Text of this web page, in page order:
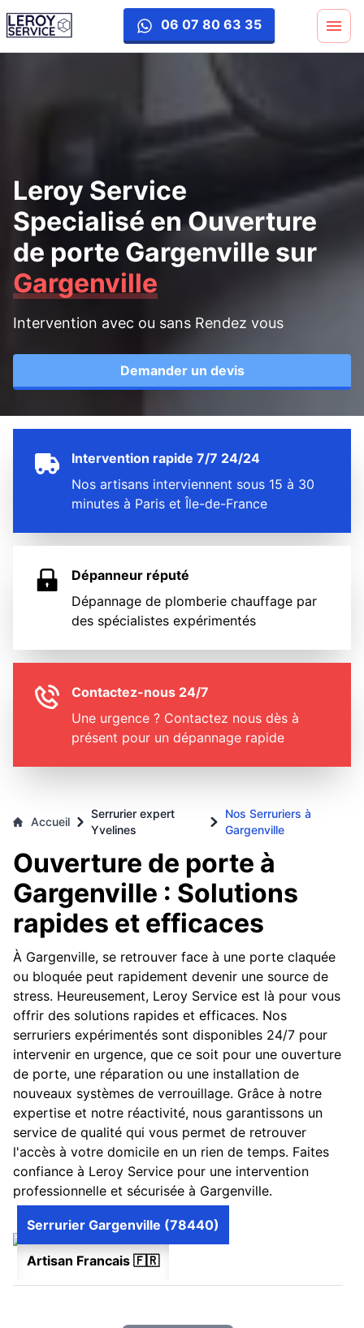
06 07 80 63 35
ouverture-porte
Leroy Service
Specialisé en Ouverture
de porte Gargenville sur
Gargenville
Intervention avec ou sans Rendez vous
Demander un devis
Intervention rapide 7/7 24/24
Nos artisans interviennent sous 15 à 30
minutes à Paris et Île-de-France
Dépanneur réputé
Dépannage de plomberie chauffage par
des spécialistes expérimentés
Contactez-nous 24/7
Une urgence ? Contactez nous dès à
présent pour un dépannage rapide
Accueil
Serrurier expert
Yvelines
Nos Serruriers à
Gargenville
Ouverture de porte à
Gargenville : Solutions
rapides et efficaces
À Gargenville, se retrouver face à une porte claquée
ou bloquée peut rapidement devenir une source de
stress. Heureusement, Leroy Service est là pour vous
offrir des solutions rapides et efficaces. Nos
serruriers expérimentés sont disponibles 24/7 pour
intervenir en urgence, que ce soit pour une ouverture
de porte, une réparation ou une installation de
nouveaux systèmes de verrouillage. Grâce à notre
expertise et notre réactivité, nous garantissons un
service de qualité qui vous permet de retrouver
l'accès à votre domicile en un rien de temps. Faites
confiance à Leroy Service pour une intervention
professionnelle et sécurisée à Gargenville.
Artisan Francais 🇫🇷
Serrurier Gargenville (78440)